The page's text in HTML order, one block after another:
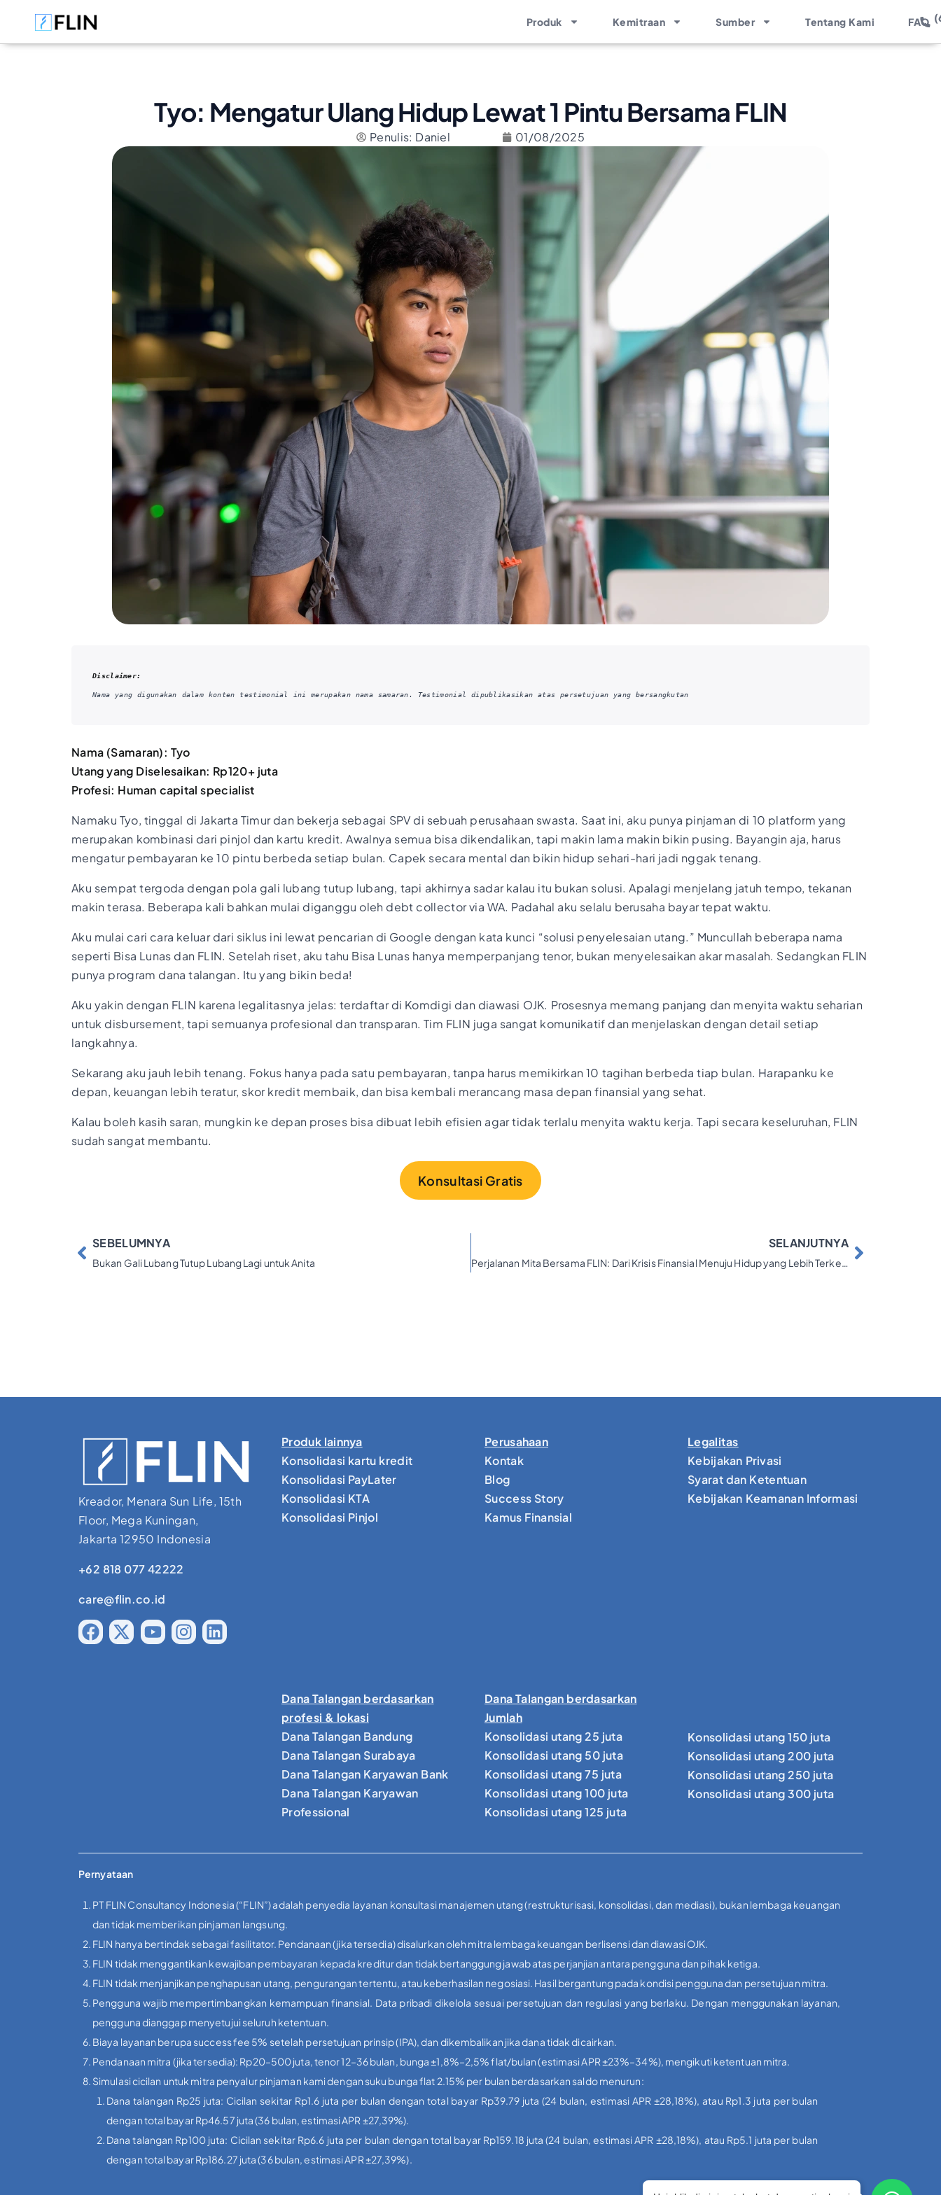
Produk Kemitraan Sumber Tentang Kami FAQ
Tyo: Mengatur Ulang Hidup Lewat 1 Pintu Bersama FLIN
Penulis: Daniel 01/08/2025
Disclaimer:
Nama yang digunakan dalam konten testimonial ini merupakan nama samaran. Testimonial dipublikasikan atas persetujuan yang bersangkutan
Nama (Samaran): Tyo
Utang yang Diselesaikan: Rp120+ juta
Profesi: Human capital specialist
Namaku Tyo, tinggal di Jakarta Timur dan bekerja sebagai SPV di sebuah perusahaan swasta. Saat ini, aku punya pinjaman di 10 platform yang
merupakan kombinasi dari pinjol dan kartu kredit. Awalnya semua bisa dikendalikan, tapi makin lama makin bikin pusing. Bayangin aja, harus
mengatur pembayaran ke 10 pintu berbeda setiap bulan. Capek secara mental dan bikin hidup sehari-hari jadi nggak tenang.
Aku sempat tergoda dengan pola gali lubang tutup lubang, tapi akhirnya sadar kalau itu bukan solusi. Apalagi menjelang jatuh tempo, tekanan
makin terasa. Beberapa kali bahkan mulai diganggu oleh debt collector via WA. Padahal aku selalu berusaha bayar tepat waktu.
Aku mulai cari cara keluar dari siklus ini lewat pencarian di Google dengan kata kunci “solusi penyelesaian utang.” Muncullah beberapa nama
seperti Bisa Lunas dan FLIN. Setelah riset, aku tahu Bisa Lunas hanya memperpanjang tenor, bukan menyelesaikan akar masalah. Sedangkan FLIN
punya program dana talangan. Itu yang bikin beda!
Aku yakin dengan FLIN karena legalitasnya jelas: terdaftar di Komdigi dan diawasi OJK. Prosesnya memang panjang dan menyita waktu seharian
untuk disbursement, tapi semuanya profesional dan transparan. Tim FLIN juga sangat komunikatif dan menjelaskan dengan detail setiap
langkahnya.
Sekarang aku jauh lebih tenang. Fokus hanya pada satu pembayaran, tanpa harus memikirkan 10 tagihan berbeda tiap bulan. Harapanku ke
depan, keuangan lebih teratur, skor kredit membaik, dan bisa kembali merancang masa depan finansial yang sehat.
Kalau boleh kasih saran, mungkin ke depan proses bisa dibuat lebih efisien agar tidak terlalu menyita waktu kerja. Tapi secara keseluruhan, FLIN
sudah sangat membantu.
Konsultasi Gratis
SEBELUMNYA
Bukan Gali Lubang Tutup Lubang Lagi untuk Anita
SELANJUTNYA
Perjalanan Mita Bersama FLIN: Dari Krisis Finansial Menuju Hidup yang Lebih Terkendali
Kreador, Menara Sun Life, 15th
Floor, Mega Kuningan,
Jakarta 12950 Indonesia
+62 818 077 42222
care@flin.co.id
Produk lainnya
Konsolidasi kartu kredit
Konsolidasi PayLater
Konsolidasi KTA
Konsolidasi Pinjol
Perusahaan
Kontak
Blog
Success Story
Kamus Finansial
Legalitas
Kebijakan Privasi
Syarat dan Ketentuan
Kebijakan Keamanan Informasi
Dana Talangan berdasarkan
profesi & lokasi
Dana Talangan Bandung
Dana Talangan Surabaya
Dana Talangan Karyawan Bank
Dana Talangan Karyawan
Professional
Dana Talangan berdasarkan
Jumlah
Konsolidasi utang 25 juta
Konsolidasi utang 50 juta
Konsolidasi utang 75 juta
Konsolidasi utang 100 juta
Konsolidasi utang 125 juta
Konsolidasi utang 150 juta
Konsolidasi utang 200 juta
Konsolidasi utang 250 juta
Konsolidasi utang 300 juta
Pernyataan
PT FLIN Consultancy Indonesia (“FLIN”) adalah penyedia layanan konsultasi manajemen utang (restrukturisasi, konsolidasi, dan mediasi), bukan lembaga keuangan
dan tidak memberikan pinjaman langsung.
FLIN hanya bertindak sebagai fasilitator. Pendanaan (jika tersedia) disalurkan oleh mitra lembaga keuangan berlisensi dan diawasi OJK.
FLIN tidak menggantikan kewajiban pembayaran kepada kreditur dan tidak bertanggung jawab atas perjanjian antara pengguna dan pihak ketiga.
FLIN tidak menjanjikan penghapusan utang, pengurangan tertentu, atau keberhasilan negosiasi. Hasil bergantung pada kondisi pengguna dan persetujuan mitra.
Pengguna wajib mempertimbangkan kemampuan finansial. Data pribadi dikelola sesuai persetujuan dan regulasi yang berlaku. Dengan menggunakan layanan,
pengguna dianggap menyetujui seluruh ketentuan.
Biaya layanan berupa success fee 5% setelah persetujuan prinsip (IPA), dan dikembalikan jika dana tidak dicairkan.
Pendanaan mitra (jika tersedia): Rp20–500 juta, tenor 12–36 bulan, bunga ±1,8%–2,5% flat/bulan (estimasi APR ±23%–34%), mengikuti ketentuan mitra.
Simulasi cicilan untuk mitra penyalur pinjaman kami dengan suku bunga flat 2.15% per bulan berdasarkan saldo menurun:
Dana talangan Rp25 juta: Cicilan sekitar Rp1.6 juta per bulan dengan total bayar Rp39.79 juta (24 bulan, estimasi APR ±28,18%), atau Rp1.3 juta per bulan
dengan total bayar Rp46.57 juta (36 bulan, estimasi APR ±27,39%).
Dana talangan Rp100 juta: Cicilan sekitar Rp6.6 juta per bulan dengan total bayar Rp159.18 juta (24 bulan, estimasi APR ±28,18%), atau Rp5.1 juta per bulan
dengan total bayar Rp186.27 juta (36 bulan, estimasi APR ±27,39%).